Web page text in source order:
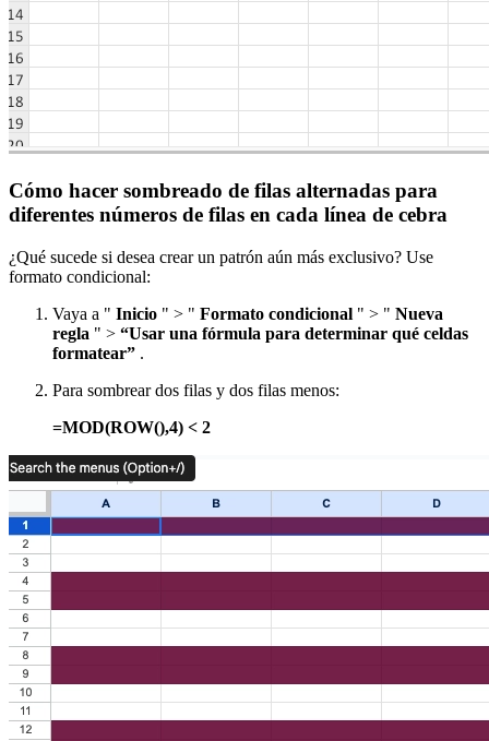
Cómo hacer sombreado de filas alternadas para
diferentes números de filas en cada línea de cebra
¿Qué sucede si desea crear un patrón aún más exclusivo? Use
formato condicional:
Vaya a " Inicio " > " Formato condicional " > " Nueva
regla " > “Usar una fórmula para determinar qué celdas
formatear” .
Para sombrear dos filas y dos filas menos:
=MOD(ROW(),4) < 2